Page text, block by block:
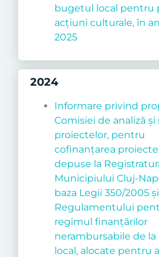
bugetul local pentru
acţiuni culturale, în
2025
2024
Informare privind
Comisiei de analiză și
proiectelor, pentru
cofinanțarea
depuse la
Municipiului Cluj-
baza Legii 350/2005
Regulamentului
regimul finanțărilor
nerambursabile de
local, alocate pentru